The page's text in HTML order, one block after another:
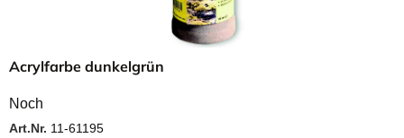
Acrylfarbe dunkelgrün
Noch
Art.Nr. 11-61195